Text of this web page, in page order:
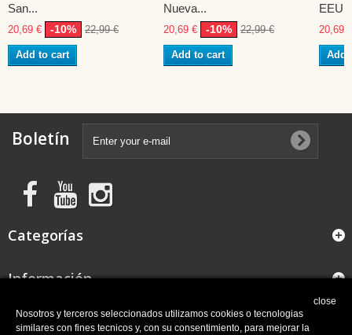
San...
20,69 € -10% 22,99 €
Add to cart
Nueva...
20,69 € -10% 22,99 €
Add to cart
20,69 €
Add
Boletín
Categorías
Información
close
Nosotros y terceros seleccionados utilizamos cookies o tecnologias
similares con fines tecnicos y, con su consentimiento, para mejorar la